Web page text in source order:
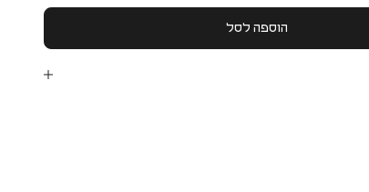
הוספה לסל